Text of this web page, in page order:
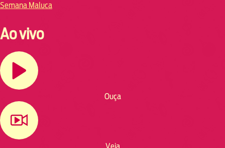
Semana Maluca
Ao vivo
Ouça